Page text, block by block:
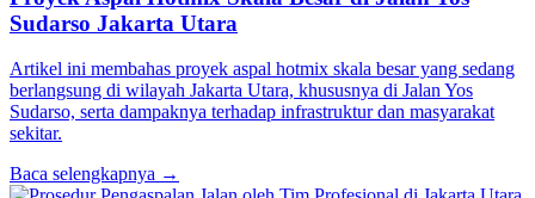
Sudarso Jakarta Utara
Artikel ini membahas proyek aspal hotmix skala besar yang sedang
berlangsung di wilayah Jakarta Utara, khususnya di Jalan Yos
Sudarso, serta dampaknya terhadap infrastruktur dan masyarakat
sekitar.
Baca selengkapnya →